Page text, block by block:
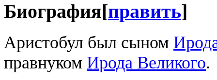
Биография[править]
Аристобул был сыном
правнуком Ирода Великого.